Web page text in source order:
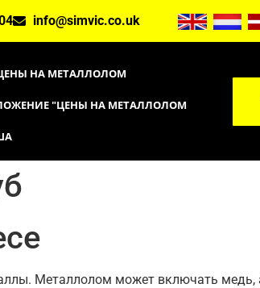
info@simvic.co.uk
НА МЕТАЛЛОЛОМ
"ЦЕНЫ НА МЕТАЛЛОЛОМ
Металлолом может включать медь,